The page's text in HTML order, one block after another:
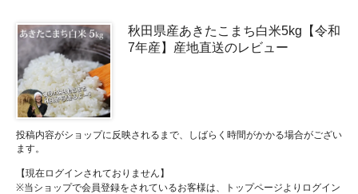
秋田県産あきたこまち白米5kg【令和
7年産】産地直送のレビュー
投稿内容がショップに反映されるまで、しばらく時間がかかる場合がござい
ます。
【現在ログインされておりません】
※当ショップで会員登録をされているお客様は、トップページよりログイン